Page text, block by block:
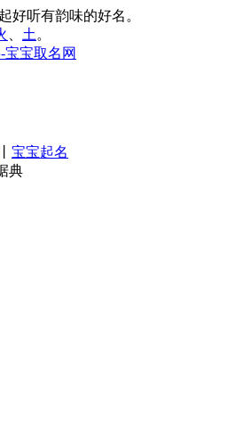
好听有韵味的好名。
土 。
宝宝起名
典